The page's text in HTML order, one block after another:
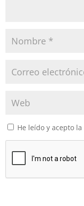
He leído y acepto la